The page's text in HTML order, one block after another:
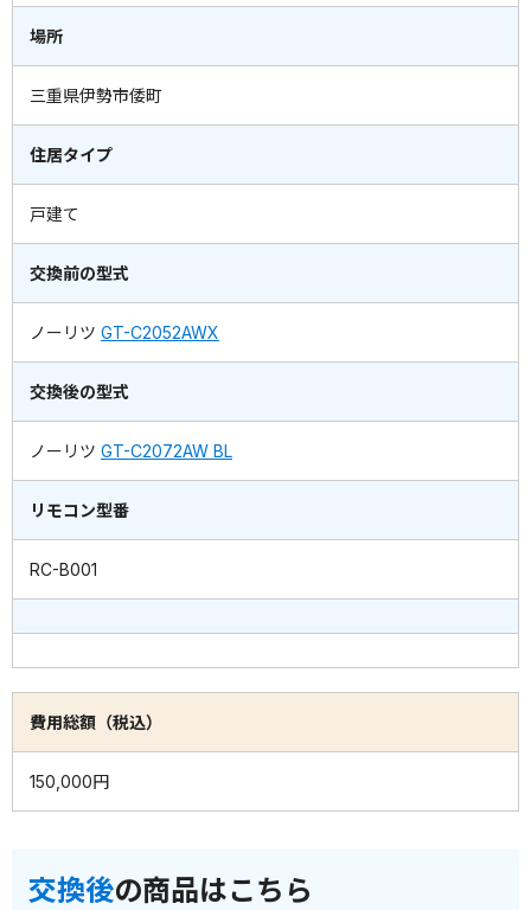
場所
三重県伊勢市倭町
住居タイプ
戸建て
交換前の型式
ノーリツ GT-C2052AWX
交換後の型式
ノーリツ GT-C2072AW BL
リモコン型番
RC-B001
費用総額（税込）
150,000円
交換後の商品はこちら